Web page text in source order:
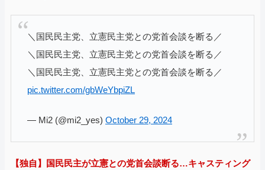
＼国民民主党、立憲民主党との党首会談を断る／
＼国民民主党、立憲民主党との党首会談を断る／
＼国民民主党、立憲民主党との党首会談を断る／
pic.twitter.com/gbWeYbpiZL
— Mi2 (@mi2_yes) October 29, 2024
【独自】国民民主が立憲との党首会談断る…キャスティング